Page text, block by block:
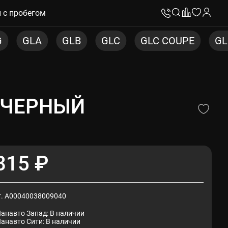
пробегом
GLC GLC COUPE GLE GLE
₽
A00040038009040
Запад: В наличии
Сити: В наличии